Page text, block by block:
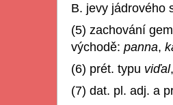
B. jevy jádrového
(5) zachování
východě: panna,
(6) prét. typu viďal
(7) dat. pl. adj. a